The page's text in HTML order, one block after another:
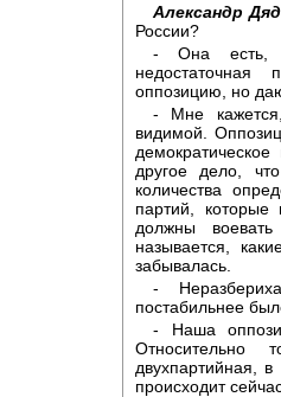
Александр
России?
- Она есть,
оппозицию, но
- Мне
видимой.
другое дело,
количества
партий,
должны
называется,
забывалась.
-
постабильнее
- Наша
Относительно
двухпартийная,
происходит